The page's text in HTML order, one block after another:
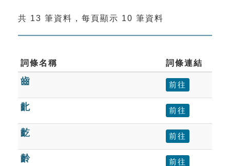
索引選單
單字索引
生命大百科索引
遊戲專區
教學應用
共 13 筆資料，每頁顯示 10 筆資料
詞條名稱 詞條連結
齒 前往
齔 前往
齕 前往
齡 前往